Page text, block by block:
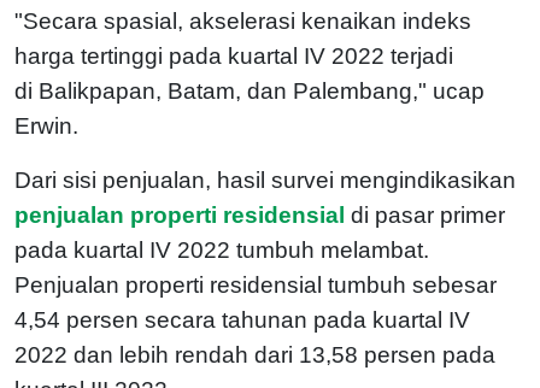
"Secara spasial, akselerasi kenaikan indeks
harga tertinggi pada kuartal IV 2022 terjadi
di Balikpapan, Batam, dan Palembang," ucap
Erwin.
Dari sisi penjualan, hasil survei mengindikasikan
penjualan properti residensial di pasar primer
pada kuartal IV 2022 tumbuh melambat.
Penjualan properti residensial tumbuh sebesar
4,54 persen secara tahunan pada kuartal IV
2022 dan lebih rendah dari 13,58 persen pada